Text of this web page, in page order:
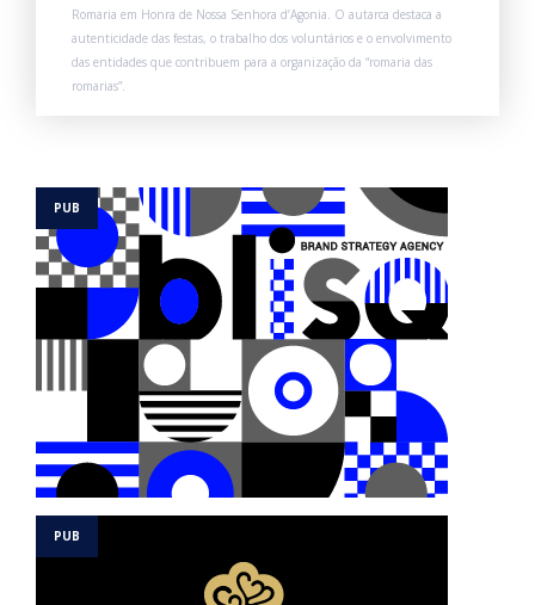
Romaria em Honra de Nossa Senhora d’Agonia. O autarca destaca a
autenticidade das festas, o trabalho dos voluntários e o envolvimento
das entidades que contribuem para a organização da “romaria das
romarias”.